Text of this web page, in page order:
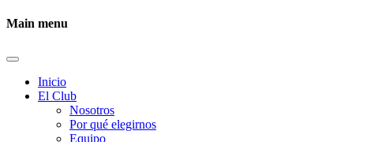
Main menu
Inicio
El Club
Nosotros
Por qué elegirnos
Equipo